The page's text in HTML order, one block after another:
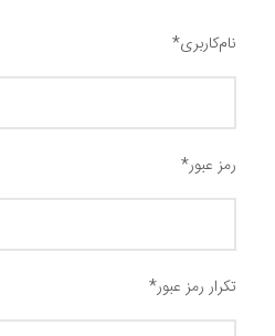
نام‌کاربری*
رمز عبور*
تکرار رمز عبور*